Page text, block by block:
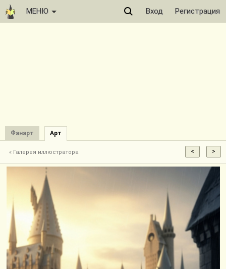
МЕНЮ Вход Регистрация
Фанарт Арт
« Галерея иллюстратора